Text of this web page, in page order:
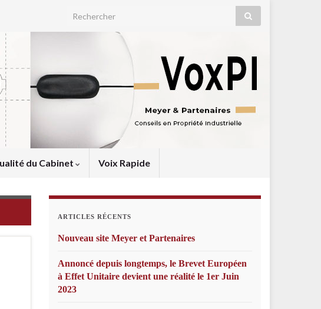
Search for:
du Cabinet Voix Rapide
ARTICLES RÉCENTS
Nouveau site Meyer et Partenaires
Annoncé depuis longtemps, le Brevet Européen
à Effet Unitaire devient une réalité le 1er Juin
2023